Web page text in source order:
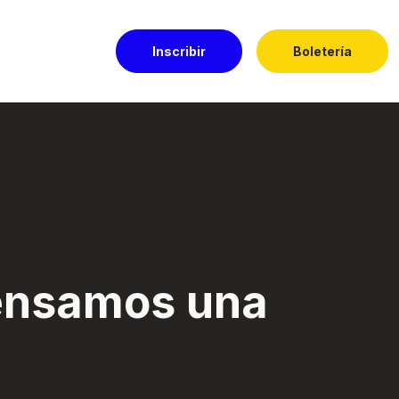
Inscribir Boletería
una